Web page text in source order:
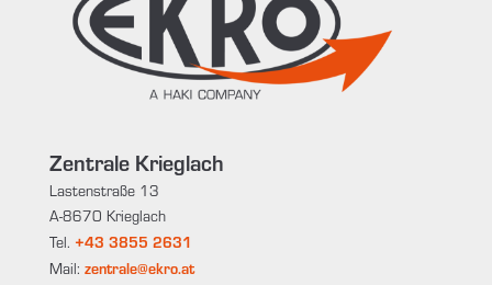
Zentrale Krieglach
Lastenstraße 13
A-8670 Krieglach
Tel. +43 3855 2631
Mail: zentrale@ekro.at